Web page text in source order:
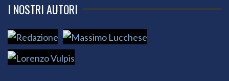
I NOSTRI AUTORI